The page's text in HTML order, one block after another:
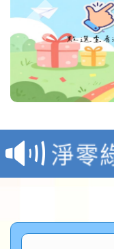
教育
報
淨零
檢送
及師
115